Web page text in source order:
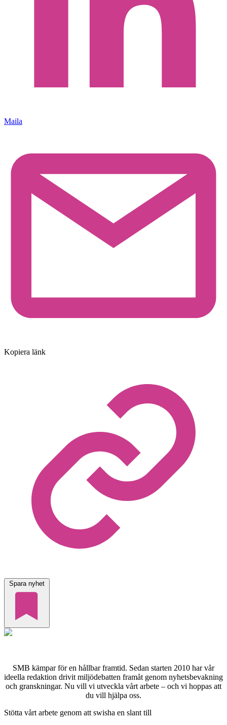
Maila
Kopiera länk
Spara nyhet
SMB kämpar för en hållbar framtid. Sedan starten 2010 har vår
ideella redaktion drivit miljödebatten framåt genom nyhetsbevakning
och granskningar. Nu vill vi utveckla vårt arbete – och vi hoppas att
du vill hjälpa oss.
Stötta vårt arbete genom att swisha en slant till